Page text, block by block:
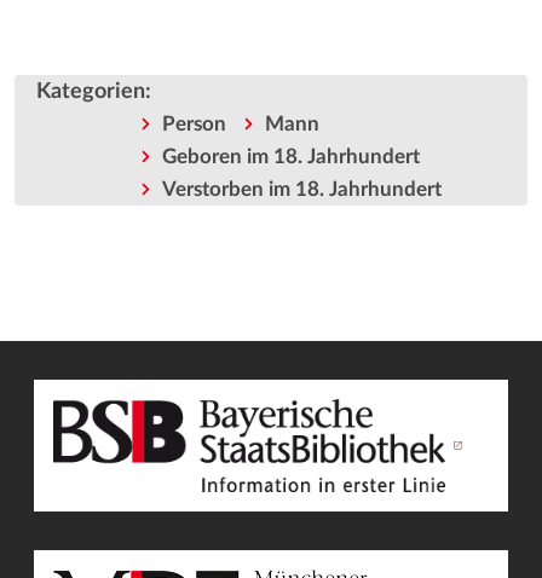
Kategorien:
Person
Mann
Geboren im 18. Jahrhundert
Verstorben im 18. Jahrhundert